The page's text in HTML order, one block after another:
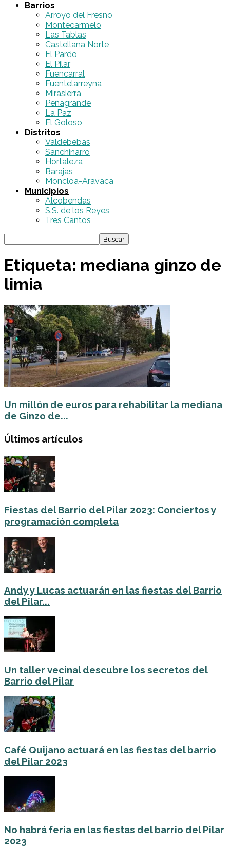
Barrios
Arroyo del Fresno
Montecarmelo
Las Tablas
Castellana Norte
El Pardo
El Pilar
Fuencarral
Fuentelarreyna
Mirasierra
Peñagrande
La Paz
El Goloso
Distritos
Valdebebas
Sanchinarro
Hortaleza
Barajas
Moncloa-Aravaca
Municipios
Alcobendas
S.S. de los Reyes
Tres Cantos
Etiqueta: mediana ginzo de
limia
Un millón de euros para rehabilitar la mediana
de Ginzo de...
Últimos artículos
Fiestas del Barrio del Pilar 2023: Conciertos y
programación completa
Andy y Lucas actuarán en las fiestas del Barrio
del Pilar...
Un taller vecinal descubre los secretos del
Barrio del Pilar
Café Quijano actuará en las fiestas del barrio
del Pilar 2023
No habrá feria en las fiestas del barrio del Pilar
2023